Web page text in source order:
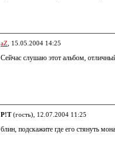
aZ , 15.05.2004 14:25
Сейчас слушаю этот альбом,
P!T(гость), 12.07.2004 11:25
блин, подскажите где его стянуть